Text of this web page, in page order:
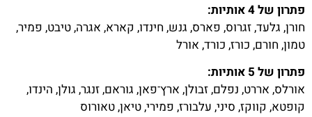
פתרון של 4 אותיות:
חורן, גלעד, זגרוס, פארס, גנש, חינדו, קארא, אגרה, טיבט, פמיר,
טמון, חורם, כורז, כורד, אורל
פתרון של 5 אותיות:
אורלס, אררט, נפלם, זבולן, ארץ־פאן, גוראם, זנגר, גולן, הינדו,
קופטא, קווקז, סיני, עלבורז, פמירי, טיאן, טאורוס